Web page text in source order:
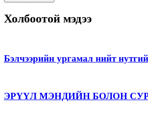
Холбоотой мэдээ
Бэлчээрийн ургамал нийт
ЭРҮҮЛ МЭНДИЙН БОЛОН